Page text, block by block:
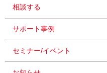
相談する
サポート事例
セミナー/イベント